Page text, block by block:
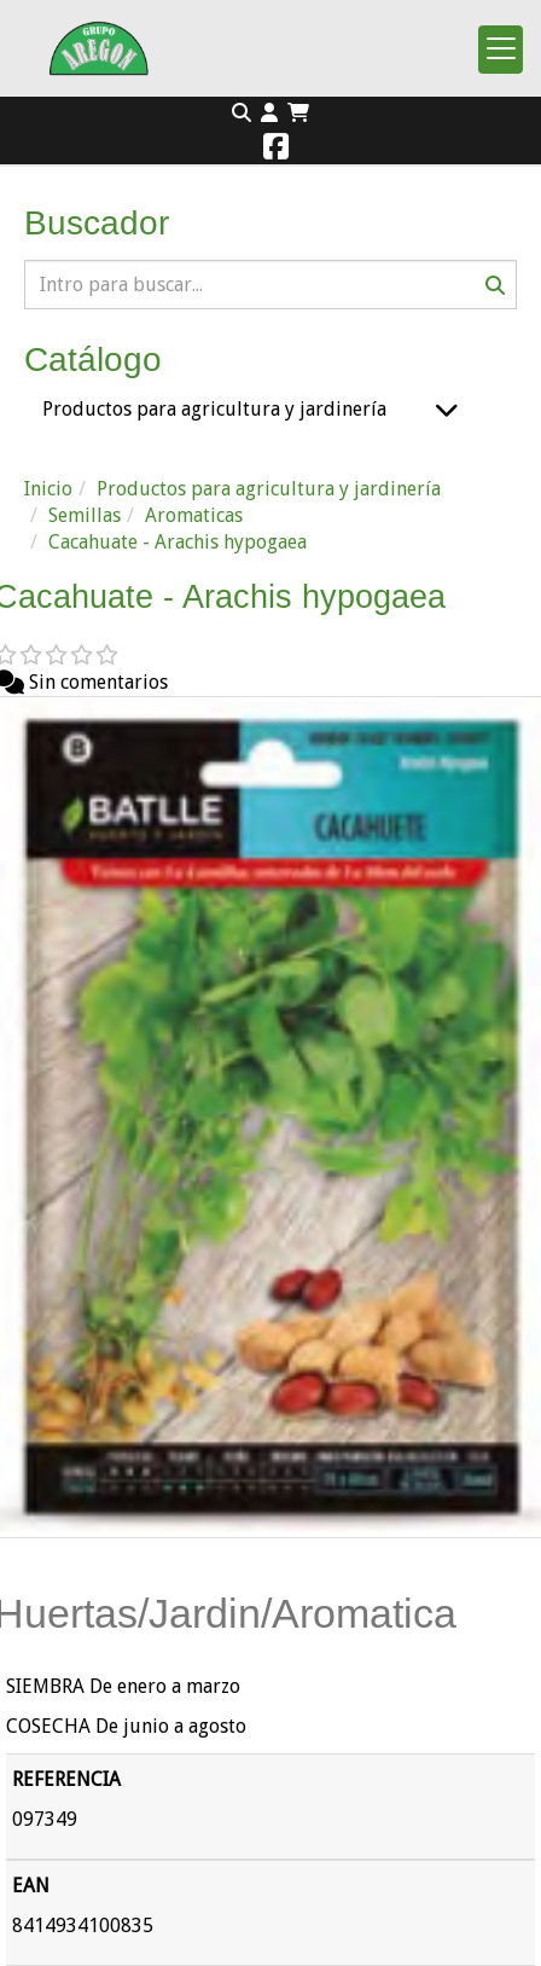
Buscador
Catálogo
Productos para agricultura y jardinería
Inicio
Productos para agricultura y jardinería
Semillas
Aromaticas
Cacahuate - Arachis hypogaea
- Arachis hypogaea
Sin comentarios
Jardin/Aromatica
SIEMBRA De enero a marzo
COSECHA De junio a agosto
REFERENCIA
097349
EAN
8414934100835